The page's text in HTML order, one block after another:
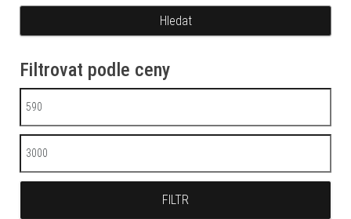
Filtrovat podle ceny
Minimální cena
Maximální cena
FILTR